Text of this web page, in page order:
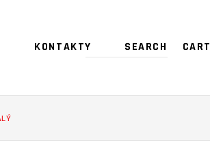
KONTAKTY CART
PRODUCTS IN THE CART.